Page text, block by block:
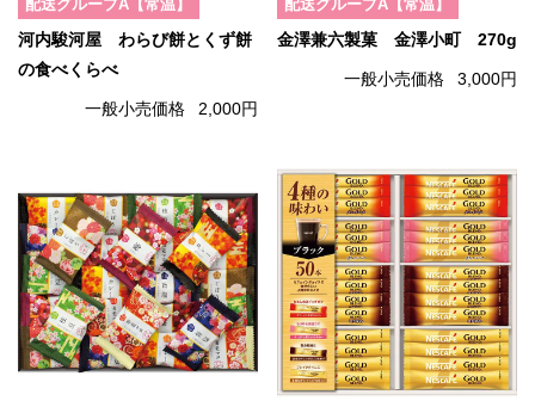
配送グループA【常温】
河内駿河屋 わらび餅とくず餅
の食べくらべ
一般小売価格 2,000円
配送グループA【常温】
金澤兼六製菓 金澤小町 270g
一般小売価格 3,000円